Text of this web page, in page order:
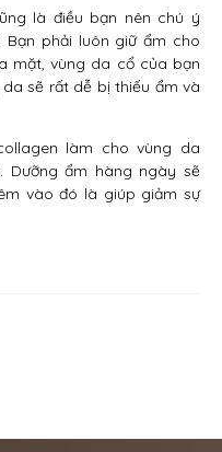
là điều bạn nên chú ý
phải luôn giữ ẩm cho
mặt, vùng da cổ của bạn
sẽ rất dễ bị thiếu ẩm và
làm cho vùng da
Dưỡng ẩm hàng ngày sẽ
vào đó là giúp giảm sự